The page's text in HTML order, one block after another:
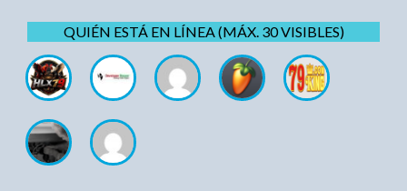
QUIÉN ESTÁ EN LÍNEA (MÁX. 30 VISIBLES)